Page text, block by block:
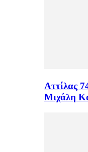
Αττίλας
Μιχάλη